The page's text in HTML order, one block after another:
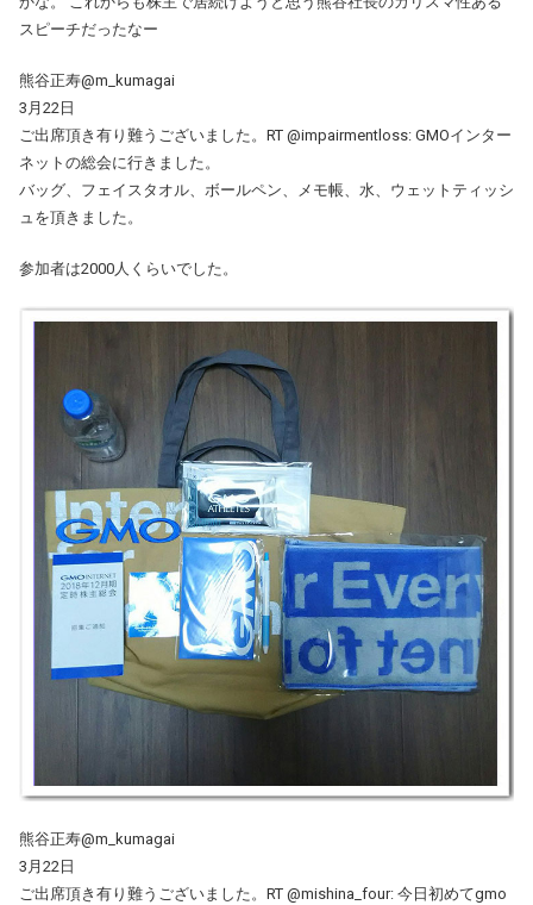
スピーチだったなー
熊谷正寿@m_kumagai
3月22日
ご出席頂き有り難うございました。RT @impairmentloss: GMOインター
ネットの総会に行きました。
バッグ、フェイスタオル、ボールペン、メモ帳、水、ウェットティッシ
ュを頂きました。
参加者は2000人くらいでした。
熊谷正寿@m_kumagai
3月22日
ご出席頂き有り難うございました。RT @mishina_four: 今日初めてgmo